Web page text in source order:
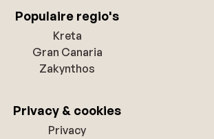
Populaire regio's
Kreta
Gran Canaria
Zakynthos
Privacy & cookies
Privacy